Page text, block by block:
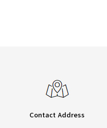
Contact Address